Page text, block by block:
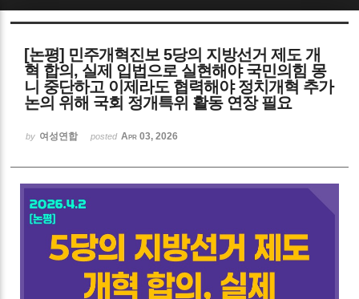
[논평] 민주개혁진보 5당의 지방선거 제도 개
혁 합의, 실제 입법으로 실현해야 국민의힘 몽
니 중단하고 이제라도 협력해야 정치개혁 추가
논의 위해 국회 정개특위 활동 연장 필요
by 여성연합 posted Apr 03, 2026
Sketchbook5, 스케치북5
Sketchbook5, 스케치북5